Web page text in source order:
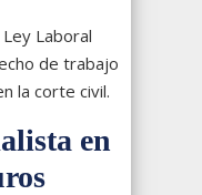
Laboral
de trabajo
la corte civil.
en